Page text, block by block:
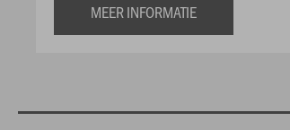
MEER INFORMATIE